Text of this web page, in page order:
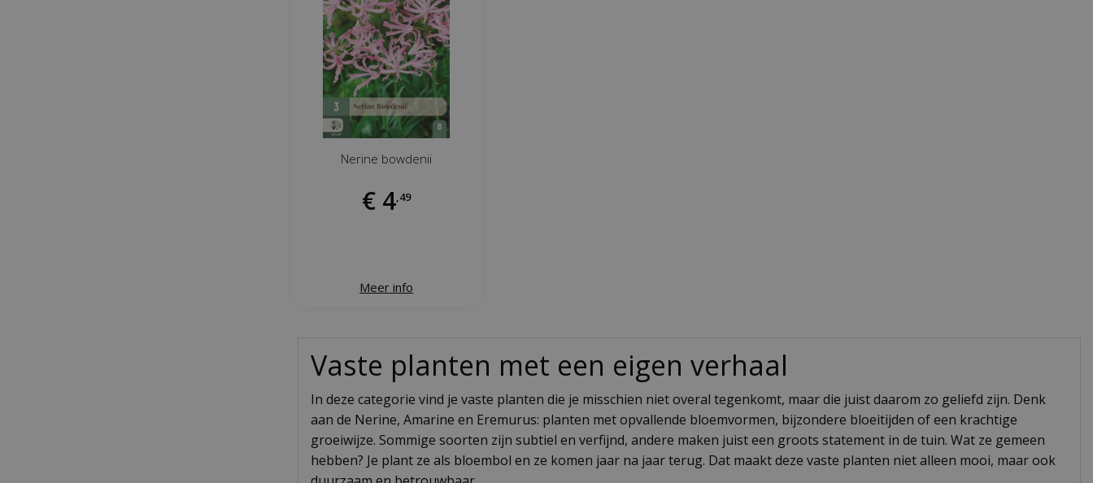
Nerine bowdenii
€ 4 49
Meer info
Vaste planten met een eigen verhaal
In deze categorie vind je vaste planten die je misschien niet overal tegenkomt, maar die juist daarom zo geliefd zijn. Denk
aan de Nerine, Amarine en Eremurus: planten met opvallende bloemvormen, bijzondere bloeitijden of een krachtige
groeiwijze. Sommige soorten zijn subtiel en verfijnd, andere maken juist een groots statement in de tuin. Wat ze gemeen
hebben? Je plant ze als bloembol en ze komen jaar na jaar terug. Dat maakt deze vaste planten niet alleen mooi, maar ook